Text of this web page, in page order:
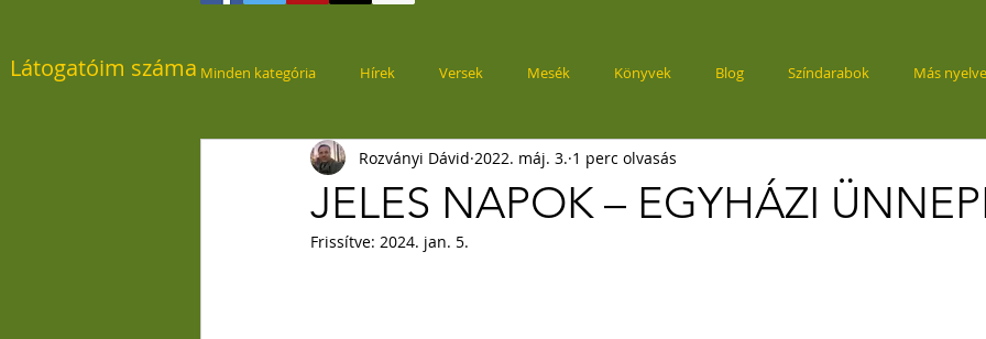
Látogatóim száma Minden kategória Hírek Versek Mesék Könyvek Blog Színdarabok Más
JELES NAPOK – EGYHÁZI
Rozványi Dávid 2022. máj. 3. 1 perc olvasás
Frissítve: 2024. jan. 5.